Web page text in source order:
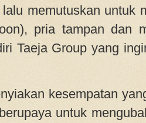
memutuskan untuk
pria tampan dan
Taeja Group yang
kesempatan
untuk